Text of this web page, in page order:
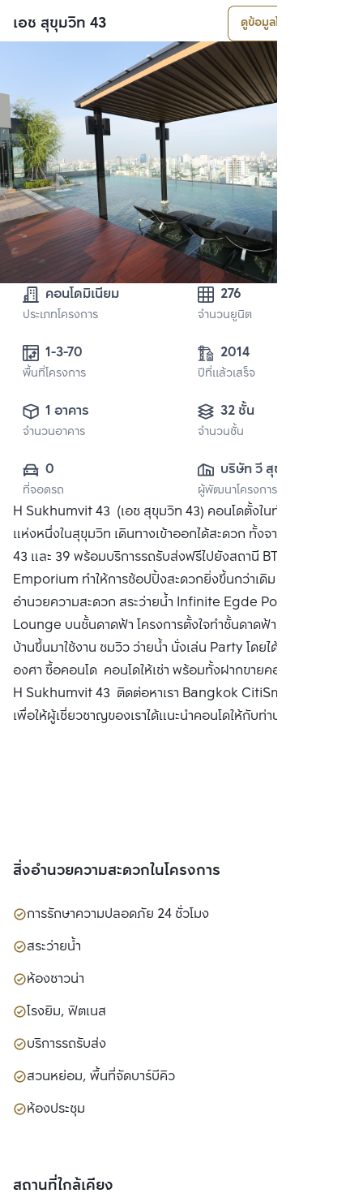
เอช สุขุมวิท 43 ดูข้อมูลโครงการ
คอนโดมิเนียม
ประเภทโครงการ
276
จำนวนยูนิต
1-3-70
พื้นที่โครงการ
2014
ปีที่แล้วเสร็จ
1 อาคาร
จำนวนอาคาร
32 ชั้น
จำนวนชั้น
0
ที่จอดรถ
บริษัท วี สุขุมวิท 43
ดีเวลลอปเมนท์
จำกัด
ผู้พัฒนาโครงการ
H Sukhumvit 43 (เอช สุขุมวิท 43) คอนโดตั้งในทำเลที่ดีที่สุด
แห่งหนึ่งในสุขุมวิท เดินทางเข้าออกได้สะดวก ทั้งจากซอยสุขุมวิท
43 และ 39 พร้อมบริการรถรับส่งฟรีไปยังสถานี BTS และ
Emporium ทำให้การช้อปปิ้งสะดวกยิ่งขึ้นกว่าเดิม พร้อมสิ่ง
อำนวยความสะดวก สระว่ายน้ำ Infinite Egde Pool + Sky
Lounge บนชั้นดาดฟ้า โครงการตั้งใจทำชั้นดาดฟ้าเป็นชั้นที่ลูก
บ้านขึ้นมาใช้งาน ชมวิว ว่ายน้ำ นั่งเล่น Party โดยได้วิว 360
องศา ซื้อคอนโด คอนโดให้เช่า พร้อมทั้งฝากขายคอนโดมิเนียม
H Sukhumvit 43 ติดต่อหาเรา Bangkok CitiSmart ได้ทันที
เพื่อให้ผู้เชี่ยวชาญของเราได้แนะนำคอนโดให้กับท่าน
สิ่งอำนวยความสะดวกในโครงการ
การรักษาความปลอดภัย 24 ชั่วโมง
สระว่ายน้ำ
ห้องซาวน่า
โรงยิม, ฟิตเนส
บริการรถรับส่ง
สวนหย่อม, พื้นที่จัดบาร์บีคิว
ห้องประชุม
สถานที่ใกล้เคียง